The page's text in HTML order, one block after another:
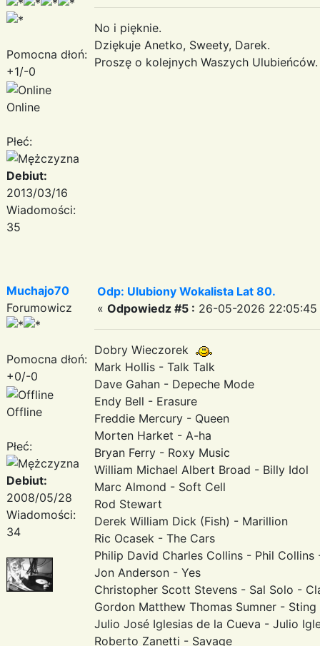
Pomocna dłoń:
+1/-0
Online
Płeć:
Debiut:
2013/03/16
Wiadomości:
35
No i pięknie.
Dziękuje Anetko, Sweety, Darek.
Proszę o kolejnych Waszych Ulubieńców.
Muchajo70
Forumowicz
Pomocna dłoń:
+0/-0
Offline
Płeć:
Debiut:
2008/05/28
Wiadomości:
34
Odp: Ulubiony Wokalista Lat 80.
« Odpowiedz #5 : 26-05-2026 22:05:45
Dobry Wieczorek
Mark Hollis - Talk Talk
Dave Gahan - Depeche Mode
Endy Bell - Erasure
Freddie Mercury - Queen
Morten Harket - A-ha
Bryan Ferry - Roxy Music
William Michael Albert Broad - Billy Idol
Marc Almond - Soft Cell
Rod Stewart
Derek William Dick (Fish) - Marillion
Ric Ocasek - The Cars
Philip David Charles Collins - Phil Collins
Jon Anderson - Yes
Christopher Scott Stevens - Sal Solo -
Gordon Matthew Thomas Sumner -
Julio José Iglesias de la Cueva - Julio
Roberto Zanetti - Savage